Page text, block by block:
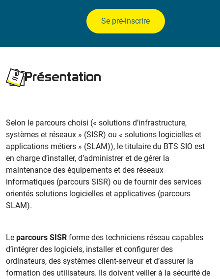
Se pré-inscrire
Présentation
Selon le parcours choisi (« solutions d’infrastructure,
systèmes et réseaux » (SISR) ou « solutions logicielles et
applications métiers » (SLAM)), le titulaire du BTS SIO est
en charge d’installer, d’administrer et de gérer la
maintenance des équipements et des réseaux
informatiques (parcours SISR) ou de fournir des services
orientés solutions logicielles et applicatives (parcours
SLAM).
Leparcours SISRforme des techniciens réseau capables
d’intégrer des logiciels, installer et configurer des
ordinateurs, des systèmes client-serveur et d’assurer la
formation des utilisateurs. Ils doivent veiller à la sécurité de